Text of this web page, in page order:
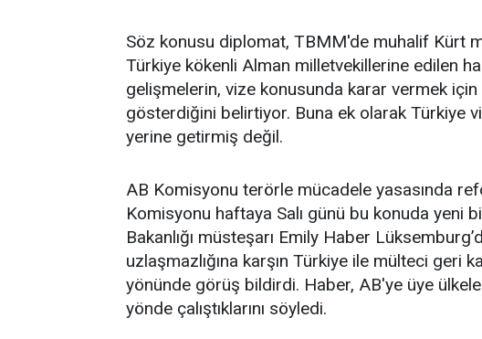
Söz konusu diplomat, TBMM'de muhalif Kürt
Türkiye kökenli Alman milletvekillerine edilen
gelişmelerin, vize konusunda karar vermek için
gösterdiğini belirtiyor. Buna ek olarak Türkiye
yerine getirmiş değil.
AB Komisyonu terörle mücadele yasasında
Komisyonu haftaya Salı günü bu konuda yeni
Bakanlığı müsteşarı Emily Haber
uzlaşmazlığına karşın Türkiye ile mülteci geri
yönünde görüş bildirdi. Haber, AB'ye üye
yönde çalıştıklarını söyledi.